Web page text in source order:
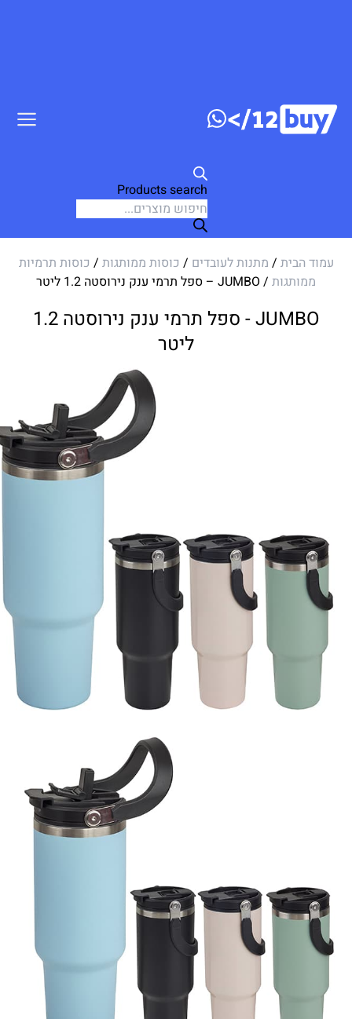
Products search
עמוד הבית/מתנות לעובדים/ כוסות ממותגות/כוסות תרמיות
ממותגות/ JUMBO – ספל תרמי ענק נירוסטה 1.2 ליטר
JUMBO - ספל תרמי ענק נירוסטה 1.2
ליטר